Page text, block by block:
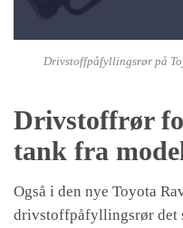
Drivstoffpåfyllingsrør på
Drivstoffrør
tank fra
Også i den nye Toyota
drivstoffpåfyllingsrør det